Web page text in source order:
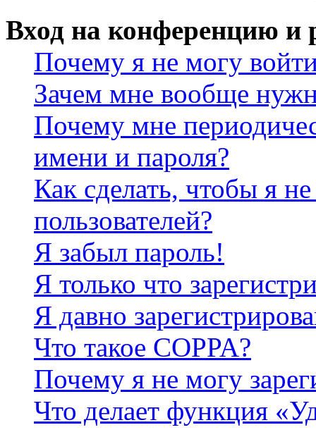
Вход на конференцию и
Почему я не могу
Зачем мне вообще
Почему мне
имени и пароля?
Как сделать, чтобы я
пользователей?
Я забыл пароль!
Я только что
Я давно
Что такое COPPA?
Почему я не могу
Что делает функция